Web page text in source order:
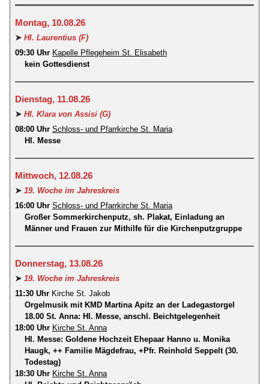
Montag, 10.08.26
➤ Hl. Laurentius (F)
09:30 Uhr Kapelle Pflegeheim St. Elisabeth
kein Gottesdienst
Dienstag, 11.08.26
➤ Hl. Klara von Assisi (G)
08:00 Uhr Schloss- und Pfarrkirche St. Maria
Hl. Messe
Mittwoch, 12.08.26
➤ 19. Woche im Jahreskreis
16:00 Uhr Schloss- und Pfarrkirche St. Maria
Großer Sommerkirchenputz, sh. Plakat, Einladung an
Männer und Frauen zur Mithilfe für die Kirchenputzgruppe
Donnerstag, 13.08.26
➤ 19. Woche im Jahreskreis
11:30 Uhr Kirche St. Jakob
Orgelmusik mit KMD Martina Apitz an der Ladegastorgel
18.00 St. Anna: Hl. Messe, anschl. Beichtgelegenheit
18:00 Uhr Kirche St. Anna
Hl. Messe: Goldene Hochzeit Ehepaar Hanno u. Monika
Haugk, ++ Familie Mägdefrau, +Pfr. Reinhold Seppelt (30.
Todestag)
18:30 Uhr Kirche St. Anna